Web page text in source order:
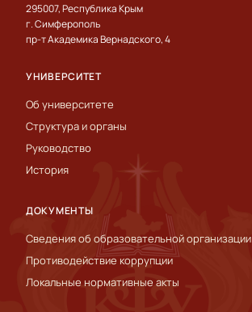
295007, Республика Крым
г. Симферополь
пр-т Академика Вернадского, 4
УНИВЕРСИТЕТ
Об университете
Структура и органы
Руководство
История
ДОКУМЕНТЫ
Сведения об образовательной организации
Противодействие коррупции
Локальные нормативные акты